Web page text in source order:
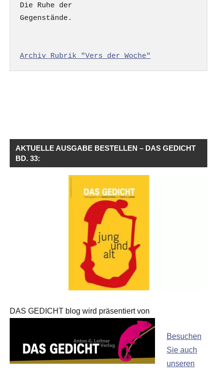
Die Ruhe der
Gegenstände.
Archiv Rubrik "Vers der Woche"
AKTUELLE AUSGABE BESTELLEN – DAS GEDICHT
BD. 33:
DAS GEDICHT blog wird präsentiert von
Besuchen
Sie auch
unseren